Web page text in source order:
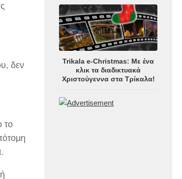
δεν
το
Trikala e-Christmas: Με ένα
κλικ τα διαδικτυακά
Χριστούγεννα στα Τρίκαλα!